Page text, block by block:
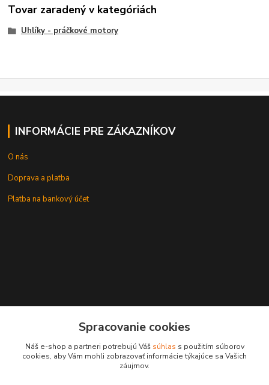
Tovar zaradený v kategóriách
Uhlíky - práčkové motory
INFORMÁCIE PRE ZÁKAZNÍKOV
O nás
Doprava a platba
Platba na bankový účet
leksunsro@gmail.com
Spracovanie cookies
Náš e-shop a partneri potrebujú Váš súhlas s použitím súborov
cookies, aby Vám mohli zobrazovať informácie týkajúce sa Vašich
záujmov.